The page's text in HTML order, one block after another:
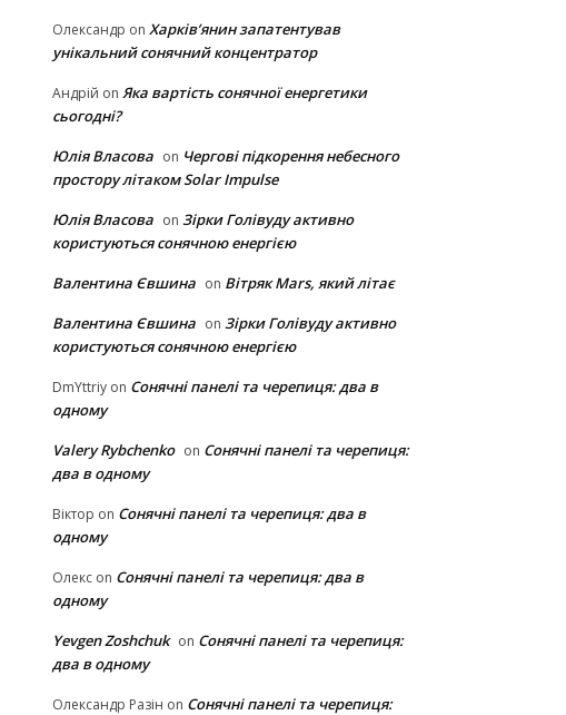
Олександр on Харків’янин запатентував
унікальний сонячний концентратор
Андрій on Яка вартість сонячної енергетики
сьогодні?
Юлія Власова on Чергові підкорення небесного
простору літаком Solar Impulse
Юлія Власова on Зірки Голівуду активно
користуються сонячною енергією
Валентина Євшина on Вітряк Mars, який літає
Валентина Євшина on Зірки Голівуду активно
користуються сонячною енергією
DmYttriy on Сонячні панелі та черепиця: два в
одному
Valery Rybchenko on Сонячні панелі та черепиця:
два в одному
Віктор on Сонячні панелі та черепиця: два в
одному
Олекс on Сонячні панелі та черепиця: два в
одному
Yevgen Zoshchuk on Сонячні панелі та черепиця:
два в одному
Олександр Разін on Сонячні панелі та черепиця: